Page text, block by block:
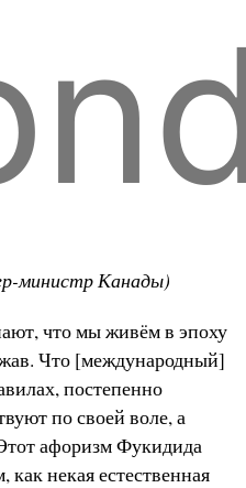
министр Канады)
что мы живём в эпоху
Что [международный]
постепенно
по своей воле, а
афоризм Фукидида
некая естественная